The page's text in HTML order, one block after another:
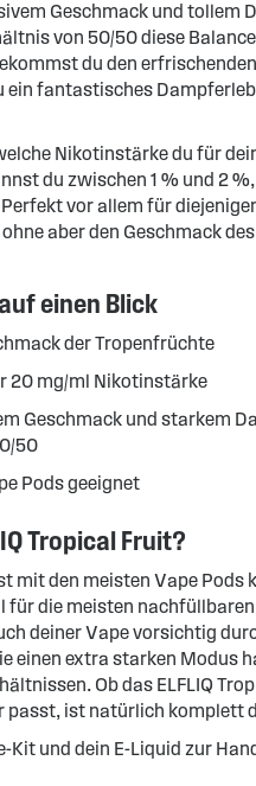
Geschmack und tollem
von 50/50 diese
du den
ein fantastisches
Nikotinstärke du für
du zwischen 1 % und 2
vor allem für
aber den Geschmack
einen Blick
der Tropenfrüchte
20 mg/ml Nikotinstärke
Geschmack und starkem
50
Pods geeignet
Tropical Fruit?
mit den meisten Vape Pods
für die meisten
deiner Vape vorsichtig
einen extra starken Modus
Ob das ELFLIQ
passt, ist natürlich komplett
Kit und dein E-Liquid zur